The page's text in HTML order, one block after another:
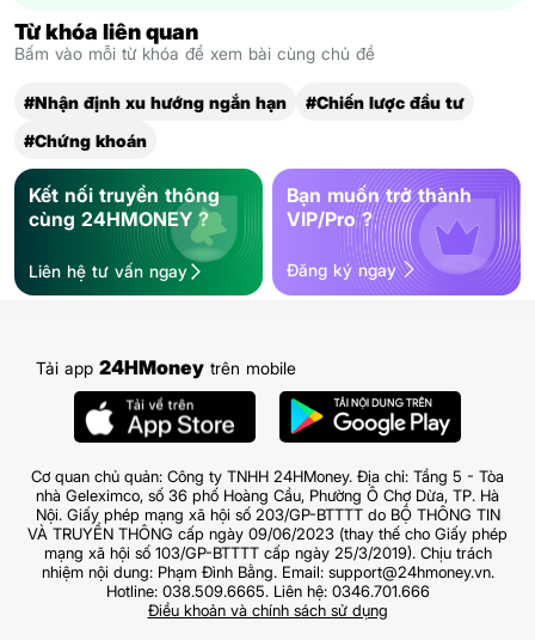
Từ khóa liên quan
Bấm vào mỗi từ khóa để xem bài cùng chủ đề
#Nhận định xu hướng ngắn hạn
#Chiến lược đầu tư
#Chứng khoán
Kết nối truyền thông
cùng 24HMONEY ?
Liên hệ tư vấn ngay
Bạn muốn trở thành
VIP/Pro ?
Đăng ký ngay
Tải app 24HMoney trên mobile
Cơ quan chủ quản: Công ty TNHH 24HMoney. Địa chỉ: Tầng 5 - Tòa
nhà Geleximco, số 36 phố Hoàng Cầu, Phường Ô Chợ Dừa, TP. Hà
Nội. Giấy phép mạng xã hội số 203/GP-BTTTT do BỘ THÔNG TIN
VÀ TRUYỀN THÔNG cấp ngày 09/06/2023 (thay thế cho Giấy phép
mạng xã hội số 103/GP-BTTTT cấp ngày 25/3/2019). Chịu trách
nhiệm nội dung: Phạm Đình Bằng. Email: support@24hmoney.vn.
Hotline: 038.509.6665. Liên hệ: 0346.701.666
Điều khoản và chính sách sử dụng